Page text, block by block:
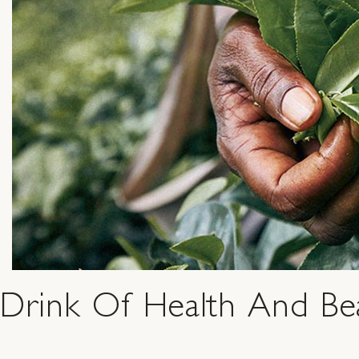
Drink Of Health And